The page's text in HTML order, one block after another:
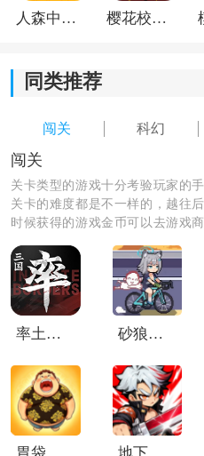
部分关卡需要借助机关或环
视听与世界观特色：
1、未来宇宙设定：
知遗迹与神秘威胁，探索感
2、画面表现优秀：
人森中文版 樱花校园模拟器1.048.00中文版
同类推荐
闯关 科幻
闯关
关卡类型的游戏十分考验玩家的
关卡的难度都是不一样的，越往
时候获得的游戏金币可以去游戏
戏好友已经参与游戏中玩的不亦
率土之滨vivo客户端 砂狼白子的骑行